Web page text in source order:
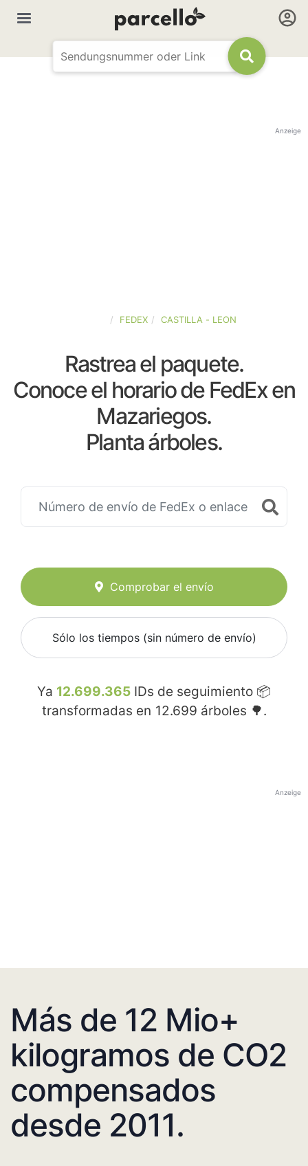
Anzeige
FEDEX CASTILLA - LEON
Rastrea el paquete.
Conoce el horario de FedEx en
Mazariegos.
Planta árboles.
Comprobar el envío
Sólo los tiempos (sin número de envío)
Ya 12.699.365 IDs de seguimiento 📦
transformadas en 12.699 árboles 🌳.
Anzeige
Más de 12 Mio+
kilogramos de CO2
compensados
desde 2011.